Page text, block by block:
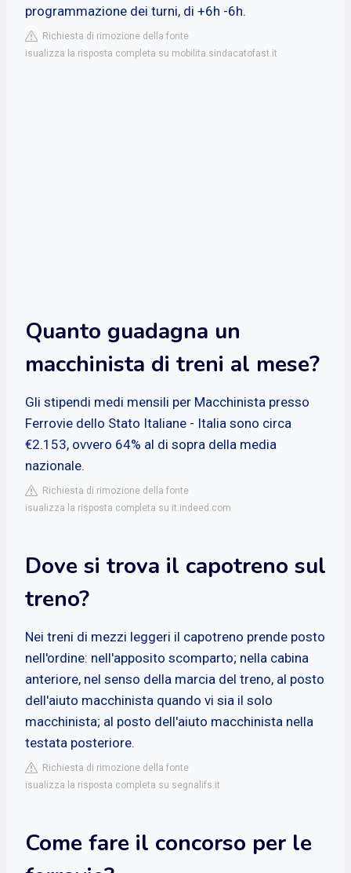
programmazione dei turni, di +6h -6h.
Richiesta di rimozione della fonte
isualizza la risposta completa su mobilita.sindacatofast.it
Quanto guadagna un
macchinista di treni al mese?
Gli stipendi medi mensili per Macchinista presso
Ferrovie dello Stato Italiane - Italia sono circa
€2.153, ovvero 64% al di sopra della media
nazionale.
Richiesta di rimozione della fonte
isualizza la risposta completa su it.indeed.com
Dove si trova il capotreno sul
treno?
Nei treni di mezzi leggeri il capotreno prende posto
nell'ordine: nell'apposito scomparto; nella cabina
anteriore, nel senso della marcia del treno, al posto
dell'aiuto macchinista quando vi sia il solo
macchinista; al posto dell'aiuto macchinista nella
testata posteriore.
Richiesta di rimozione della fonte
isualizza la risposta completa su segnalifs.it
Come fare il concorso per le